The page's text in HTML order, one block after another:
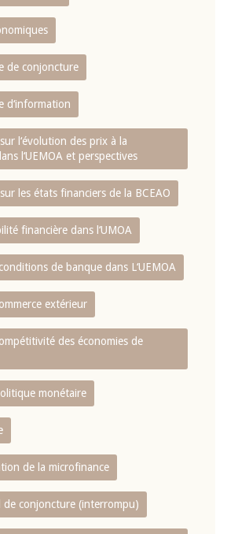
de conjoncture
d‘information
l‘évolution des prix à la
l‘UEMOA et perspectives
les états financiers de la BCEAO
financière dans l‘UMOA
de banque dans L‘UEMOA
extérieur
des économies de
monétaire
de la microfinance
de conjoncture (interrompu)